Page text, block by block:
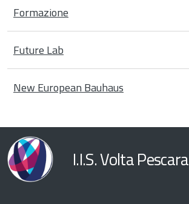
Formazione
Future Lab
New European Bauhaus
I.I.S. Volta Pescara